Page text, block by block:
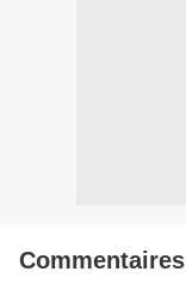
Commentaires